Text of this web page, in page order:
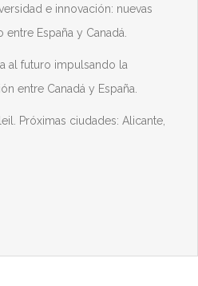
e innovación: nuevas
España y Canadá.
al futuro impulsando la
entre Canadá y España.
Próximas ciudades: Alicante,